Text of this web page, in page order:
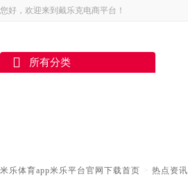
您好，欢迎来到戴乐克电商平台！
所有分类
米乐体育app米乐平台官网下载首页 > 热点资讯